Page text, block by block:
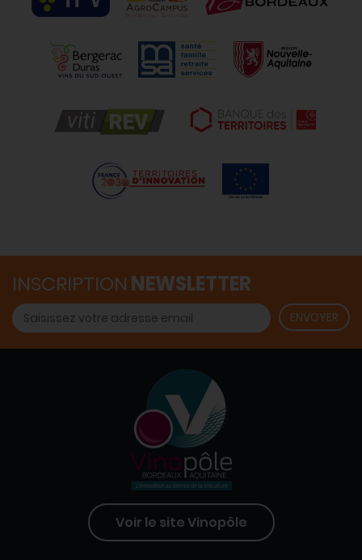
INSCRIPTION NEWSLETTER
Voir le site Vinopôle